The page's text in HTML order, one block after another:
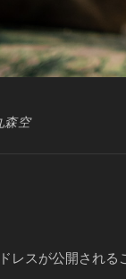
森空
レスが公開される